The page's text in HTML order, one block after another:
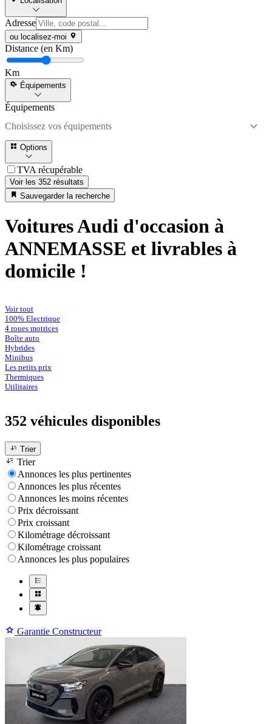
Adresse
ou localisez-moi
Distance (en Km)
Km
Équipements
Équipements
Choisissez vos équipements
Options
TVA récupérable
Voir les 352 résultats
Sauvegarder la recherche
Voitures Audi d'occasion à
ANNEMASSE et livrables à
domicile !
Voir tout
100% Electrique
4 roues motrices
Boîte auto
Hybrides
Minibus
Les petits prix
Thermiques
Utilitaires
352 véhicules disponibles
Trier
Trier
Annonces les plus pertinentes
Annonces les plus récentes
Annonces les moins récentes
Prix décroissant
Prix croissant
Kilométrage décroissant
Kilométrage croissant
Annonces les plus populaires
Garantie Constructeur